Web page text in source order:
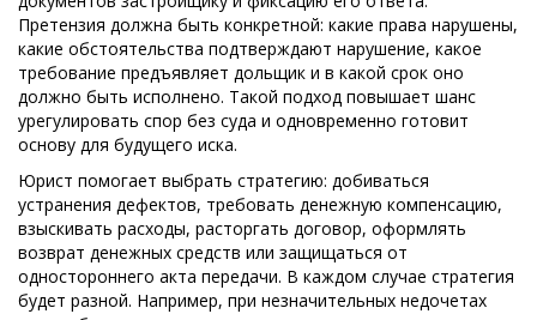
Претензия должна быть конкретной: какие права нарушены,
какие обстоятельства подтверждают нарушение, какое
требование предъявляет дольщик и в какой срок оно
должно быть исполнено. Такой подход повышает шанс
урегулировать спор без суда и одновременно готовит
основу для будущего иска.
Юрист помогает выбрать стратегию: добиваться
устранения дефектов, требовать денежную компенсацию,
взыскивать расходы, расторгать договор, оформлять
возврат денежных средств или защищаться от
одностороннего акта передачи. В каждом случае стратегия
будет разной. Например, при незначительных недочетах